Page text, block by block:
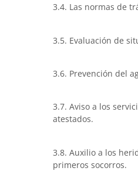
3.4. Las normas de
3.5. Evaluación de
3.6. Prevención del
3.7. Aviso a los
atestados.
3.8. Auxilio a los
primeros socorros.